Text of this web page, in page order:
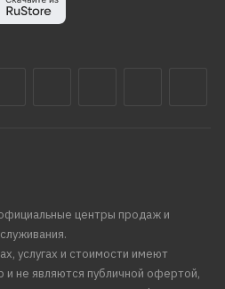
центры продаж и
услугах и стоимости имеют
не являются публичной офертой,